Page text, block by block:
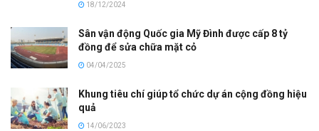
18/12/2024
Sân vận động Quốc gia Mỹ Đình được cấp 8 tỷ
đồng để sửa chữa mặt cỏ
04/04/2025
Khung tiêu chí giúp tổ chức dự án cộng đồng hiệu
quả
14/06/2023